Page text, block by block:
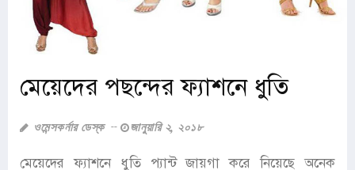
মেয়েদের পছন্দের ফ্যাশনে ধুতি
ওমেন্সকর্নার ডেস্ক জানুয়ারি ২, ২০১৮
মেয়েদের ফ্যাশনে ধুতি প্যান্ট জায়গা করে নিয়েছে অনেক